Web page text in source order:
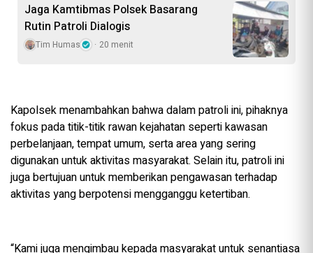
Jaga Kamtibmas Polsek Basarang
Rutin Patroli Dialogis
Tim Humas 20 menit
Kapolsek menambahkan bahwa dalam patroli ini, pihaknya
fokus pada titik-titik rawan kejahatan seperti kawasan
perbelanjaan, tempat umum, serta area yang sering
digunakan untuk aktivitas masyarakat. Selain itu, patroli ini
juga bertujuan untuk memberikan pengawasan terhadap
aktivitas yang berpotensi mengganggu ketertiban.
“Kami juga mengimbau kepada masyarakat untuk senantiasa